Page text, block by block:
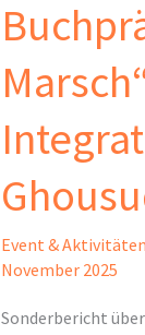
Event & Aktivitäten
November 2025
Sonderbericht
Petrus-
Marsch“
und
Verleihung
des
Integrations-
Oscars
Herrn
Ghousuddin
Mir